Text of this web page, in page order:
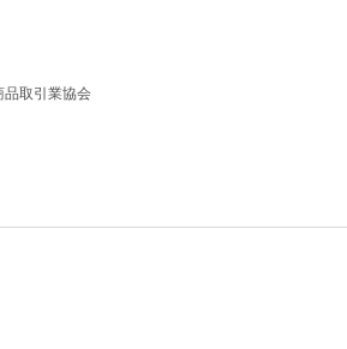
品取引業協会